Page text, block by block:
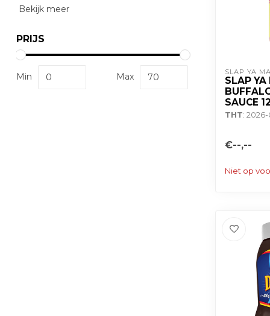
Bekijk meer
PRIJS
Min Max SLAP YA
SLAP YA
SAUCE
THT: 2026-
€--,--
Niet op